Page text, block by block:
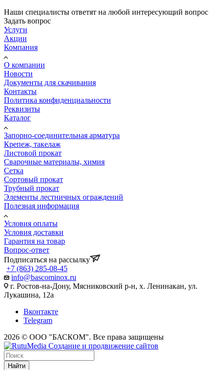
Наши специалисты ответят на любой интересующий вопрос
Задать вопрос
Услуги
Акции
Компания
О компании
Новости
Документы для скачивания
Контакты
Политика конфиденциальности
Реквизиты
Каталог
Запорно-соединительная арматура
Крепеж, такелаж
Листовой прокат
Сварочные материалы, химия
Сетка
Сортовый прокат
Трубный прокат
Элементы лестничных ограждений
Полезная информация
Условия оплаты
Условия доставки
Гарантия на товар
Вопрос-ответ
Подписаться на рассылку
+7 (863) 285-08-45
info@bascominox.ru
г. Ростов-на-Дону, Мясниковский р-н, х. Ленинакан, ул.
Лукашина, 12а
Вконтакте
Telegram
2026 © ООО "БАСКОМ". Все права защищены
Найти